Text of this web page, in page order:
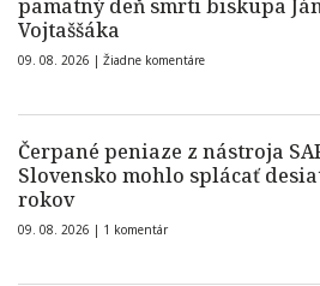
pamätný deň smrti biskupa
Vojtaššáka
09. 08. 2026 | Žiadne komentáre
Čerpané peniaze z nástroja
Slovensko mohlo splácať
rokov
09. 08. 2026 | 1 komentár